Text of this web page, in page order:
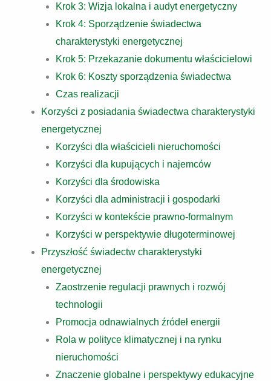
Krok 3: Wizja lokalna i audyt energetyczny
Krok 4: Sporządzenie świadectwa
charakterystyki energetycznej
Krok 5: Przekazanie dokumentu właścicielowi
Krok 6: Koszty sporządzenia świadectwa
Czas realizacji
Korzyści z posiadania świadectwa charakterystyki
energetycznej
Korzyści dla właścicieli nieruchomości
Korzyści dla kupujących i najemców
Korzyści dla środowiska
Korzyści dla administracji i gospodarki
Korzyści w kontekście prawno-formalnym
Korzyści w perspektywie długoterminowej
Przyszłość świadectw charakterystyki
energetycznej
Zaostrzenie regulacji prawnych i rozwój
technologii
Promocja odnawialnych źródeł energii
Rola w polityce klimatycznej i na rynku
nieruchomości
Znaczenie globalne i perspektywy edukacyjne